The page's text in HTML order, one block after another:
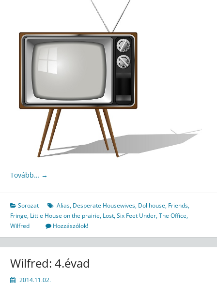
Tovább… →
Sorozat Alias, Desperate Housewives, Dollhouse, Friends,
Fringe, Little House on the prairie, Lost,Six Feet Under,The Office,
Wilfred
Hozzászólok!
Wilfred: 4.évad
2014.11.02.